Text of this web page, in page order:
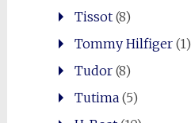
Tissot(8)
Tommy Hilfiger(1)
Tudor(8)
Tutima(5)